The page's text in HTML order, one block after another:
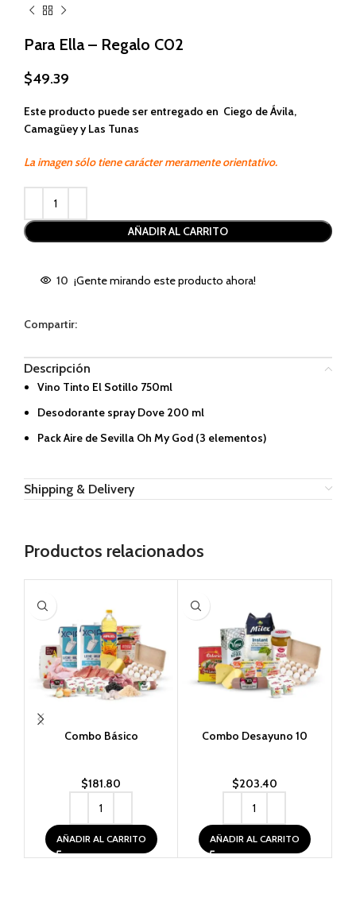
Para Ella – Regalo C02
$49.39
Este producto puede ser entregado en Ciego de Ávila,
Camagüey y Las Tunas
La imagen sólo tiene carácter meramente orientativo.
AÑADIR AL CARRITO
10 ¡Gente mirando este producto ahora!
Compartir:
Descripción
Vino Tinto El Sotillo 750ml
Desodorante spray Dove 200 ml
Pack Aire de Sevilla Oh My God (3 elementos)
Shipping & Delivery
Productos relacionados
Combo Básico
$181.80
AÑADIR AL CARRITO
Combo Desayuno 10
$203.40
AÑADIR AL CARRITO